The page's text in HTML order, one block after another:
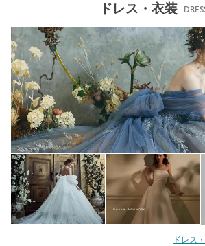
ドレス・衣装
ドレス